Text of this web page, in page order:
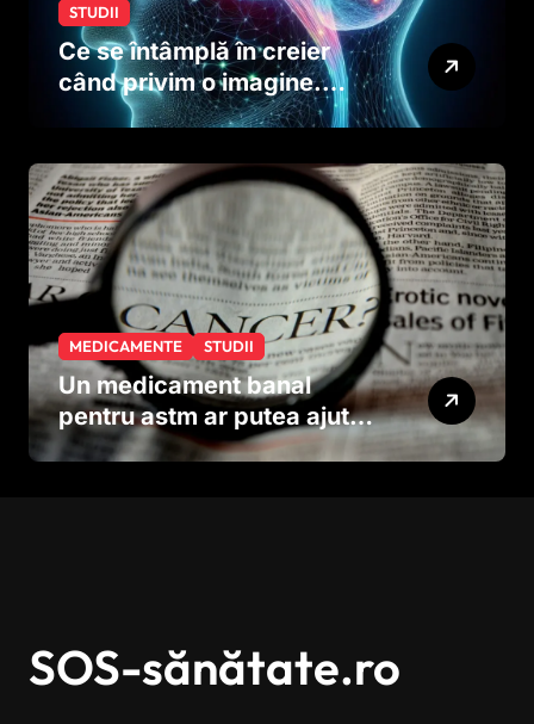
STUDII
Ce se întâmplă în creier
când privim o imagine.
Studiul care explică rolul
MEDICAMENTE STUDII
Un medicament banal
pentru astm ar putea ajuta
în lupta împotriva
SOS-sănătate.ro